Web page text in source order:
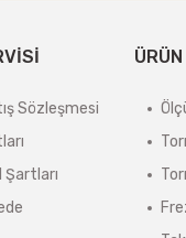
Sözleşmesi